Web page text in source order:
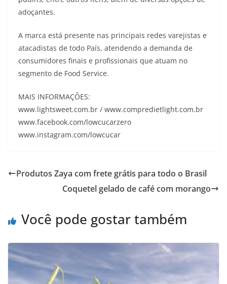
adoçantes.
A marca está presente nas principais redes varejistas e
atacadistas de todo País, atendendo a demanda de
consumidores finais e profissionais que atuam no
segmento de Food Service.
MAIS INFORMAÇÕES:
www.lightsweet.com.br / www.compredietlight.com.br
www.facebook.com/lowcucarzero
www.instagram.com/lowcucar
Produtos Zaya com frete grátis para todo o Brasil
Coquetel gelado de café com morango
Você pode gostar também